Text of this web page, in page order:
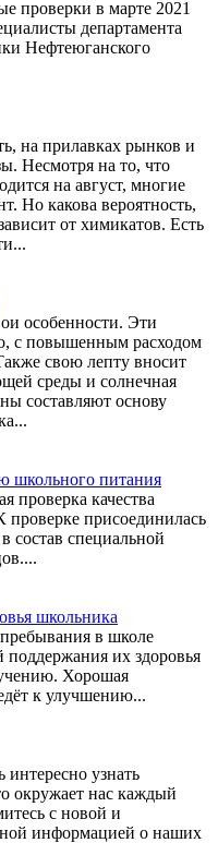
проверки в марте 2021
департамента
Нефтеюганского
на прилавках рынков и
Несмотря на то, что
на август, многие
Но какова вероятность,
от химикатов. Есть
...
особенности. Эти
с повышенным расходом
свою лепту вносит
среды и солнечная
составляют основу
...
школьного питания
проверка качества
присоединилась
состав специальной
...
школьника
в школе
их здоровья
Хорошая
к улучшению...
интересно узнать
окружает нас каждый
с новой и
информацией о наших